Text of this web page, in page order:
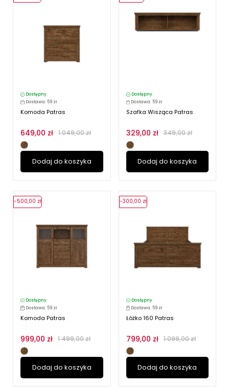
Dostępny
Dostawa: 59 zł
Komoda Patras
649,00 zł 1 049,00 zł
Dodaj do koszyka
Dostępny
Dostawa: 59 zł
Szafka Wisząca Patras
329,00 zł 349,00 zł
Dodaj do koszyka
Dostępny
Dostawa: 59 zł
Komoda Patras
999,00 zł 1 499,00 zł
Dodaj do koszyka
-500,00 zł
Dostępny
Dostawa: 59 zł
Łóżko 160 Patras
799,00 zł 1 099,00 zł
Dodaj do koszyka
-300,00 zł